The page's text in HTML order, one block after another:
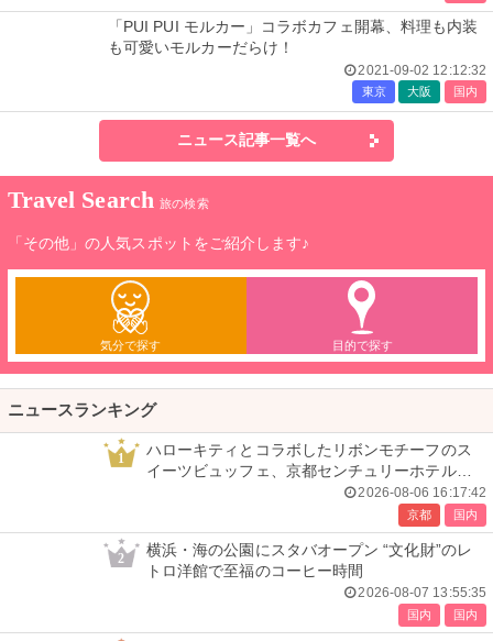
「PUI PUI モルカー」コラボカフェ開幕、料理も内装
も可愛いモルカーだらけ！
2021-09-02 12:12:32
東京 大阪 国内
ニュース記事一覧へ
Travel Search 旅の検索
「その他」の人気スポットをご紹介します♪
気分で探す 目的で探す
ニュースランキング
1
ハローキティとコラボしたリボンモチーフのス
イーツビュッフェ、京都センチュリーホテルで
2026-08-06 16:17:42
京都 国内
2
横浜・海の公園にスタバオープン “文化財”のレ
トロ洋館で至福のコーヒー時間
2026-08-07 13:55:35
国内 国内